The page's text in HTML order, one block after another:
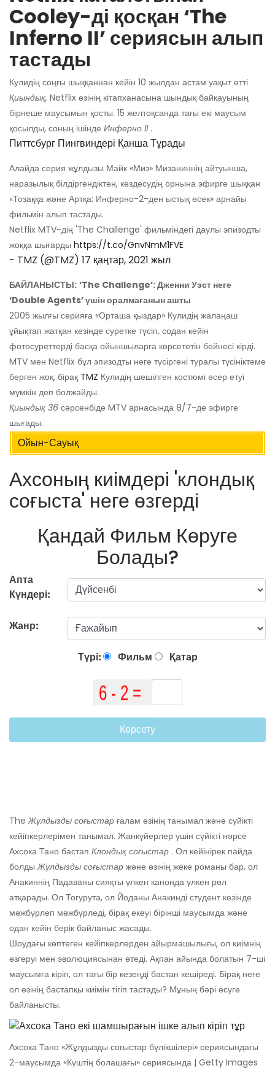
Cooley-ді қосқан ‘The
Inferno II’ сериясын алып
тастады
Кулидің соңғы шыққаннан кейін 10 жылдан астам уақыт өтті
Қиындық, Netflix өзінің кітапханасына шындық байқауының
бірнеше маусымын қосты. 15 желтоқсанда тағы екі маусым
қосылды, соның ішінде Инферно II.
Питтсбург Пингвиндері Қанша Тұрады
Алайда серия жұлдызы Майк «Миз» Мизаниннің айтуынша,
наразылық білдіргендіктен, кездесудің орнына эфирге шыққан
«Тозаққа және Артқа: Инферно-2-ден ыстық өсек» арнайы
фильмін алып тастады.
Netflix MTV-дің 'The Challenge' фильміндегі даулы эпизодты
жоққа шығарды https://t.co/GnvNmM1FVE
- TMZ (@TMZ) 17 қаңтар, 2021 жыл
БАЙЛАНЫСТЫ: ‘The Challenge’: Дженни Уэст неге
‘Double Agents’ үшін оралмағанын ашты
2005 жылғы серияға «Орташа қыздар» Кулидің жалаңаш
ұйықтап жатқан кезінде суретке түсіп, содан кейін
фотосуреттерді басқа ойыншыларға көрсететін бейнесі кірді.
MTV мен Netflix бұл эпизодты неге түсіргені туралы түсініктеме
берген жоқ, бірақ TMZ Кулидің шешілген костюмі әсер етуі
мүмкін деп болжайды.
Қиындық 36 сәрсенбіде MTV арнасында 8/7-де эфирге
шығады.
Ойын-Сауық
Ахсоның киімдері 'клондық
соғыста' неге өзгерді
Қандай Фильм Көруге
Болады?
Апта
Күндері:
Жанр:
Түрі: Фильм Қатар
Көрсету
TheЖұлдызды соғыстар ғалам өзінің танымал және сүйікті
кейіпкерлерімен танымал. Жанкүйерлер үшін сүйікті нәрсе
Ахсока Тано бастап Клондық соғыстар . Ол кейінірек пайда
болдыЖұлдызды соғыстар және өзінің жеке романы бар, ол
Анакиннің Падаваны сияқты үлкен канонда үлкен рөл
атқарады. Ол Тогурута, ол Йоданы Анакинді студент кезінде
мәжбүрлеп мәжбүрледі, бірақ екеуі бірінші маусымда және
одан кейін берік байланыс жасады.
Шоудағы көптеген кейіпкерлерден айырмашылығы, ол киімнің
өзгеруі мен эволюциясынан өтеді. Ақпан айында болатын 7-ші
маусымға кіріп, ол тағы бір кезеңді бастан кешіреді. Бірақ неге
ол өзінің бастапқы киімін тігіп тастады? Мұның бәрі өсуге
байланысты.
Ахсока Тано «Жұлдызды соғыстар бүлікшілері» сериясындағы
2-маусымда «Күштің болашағы» сериясында | Getty Images